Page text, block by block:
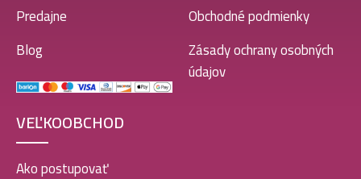
Predajne
Blog
Obchodné podmienky
Zásady ochrany osobných
údajov
VEĽKOOBCHOD
Ako postupovať